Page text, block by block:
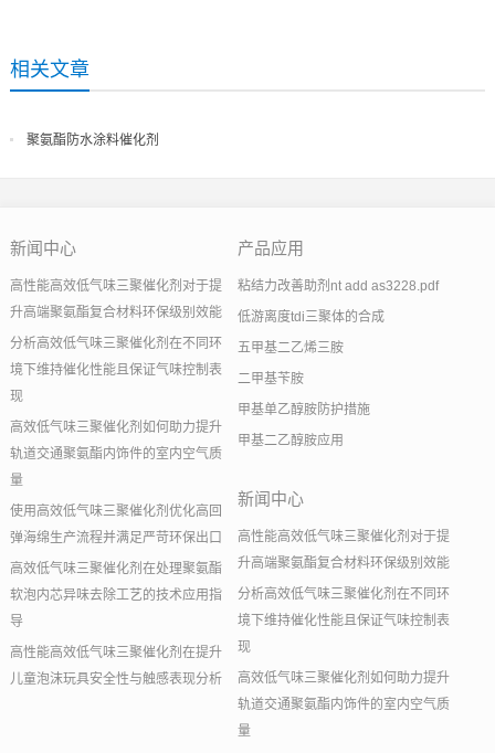
相关文章
聚氨酯防水涂料催化剂
新闻中心
高性能高效低气味三聚催化剂对于提
升高端聚氨酯复合材料环保级别效能
分析高效低气味三聚催化剂在不同环
境下维持催化性能且保证气味控制表
现
高效低气味三聚催化剂如何助力提升
轨道交通聚氨酯内饰件的室内空气质
量
使用高效低气味三聚催化剂优化高回
弹海绵生产流程并满足严苛环保出口
高效低气味三聚催化剂在处理聚氨酯
软泡内芯异味去除工艺的技术应用指
导
高性能高效低气味三聚催化剂在提升
儿童泡沫玩具安全性与触感表现分析
产品应用
粘结力改善助剂nt add as3228.pdf
低游离度tdi三聚体的合成
五甲基二乙烯三胺
二甲基苄胺
甲基单乙醇胺防护措施
甲基二乙醇胺应用
新闻中心
高性能高效低气味三聚催化剂对于提
升高端聚氨酯复合材料环保级别效能
分析高效低气味三聚催化剂在不同环
境下维持催化性能且保证气味控制表
现
高效低气味三聚催化剂如何助力提升
轨道交通聚氨酯内饰件的室内空气质
量